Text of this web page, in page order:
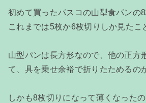
初めて買ったパスコの山型食パンの
これまでは5枚か6枚切りしか見たこ
山型パンは長方形なので、他の正方
て、具を乗せ余裕で折りたためるの
しかも8枚切りになって薄くなった